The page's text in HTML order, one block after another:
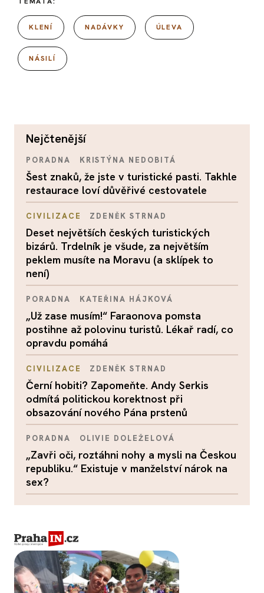
KLENÍ NADÁVKY ÚLEVA
NÁSILÍ
nejčtenější
PORADNA KRISTÝNA NEDOBITÁ
Šest znaků, že jste v turistické pasti. Takhle
restaurace loví důvěřivé cestovatele
CIVILIZACE ZDENĚK STRNAD
Deset největších českých turistických
bizárů. Trdelník je všude, za největším
peklem musíte na Moravu (a sklípek to
není)
PORADNA KATEŘINA HÁJKOVÁ
„Už zase musím!“ Faraonova pomsta
postihne až polovinu turistů. Lékař radí, co
opravdu pomáhá
CIVILIZACE ZDENĚK STRNAD
Černí hobiti? Zapomeňte. Andy Serkis
odmítá politickou korektnost při
obsazování nového Pána prstenů
PORADNA OLIVIE DOLEŽELOVÁ
„Zavři oči, roztáhni nohy a mysli na Českou
republiku.“ Existuje v manželství nárok na
sex?